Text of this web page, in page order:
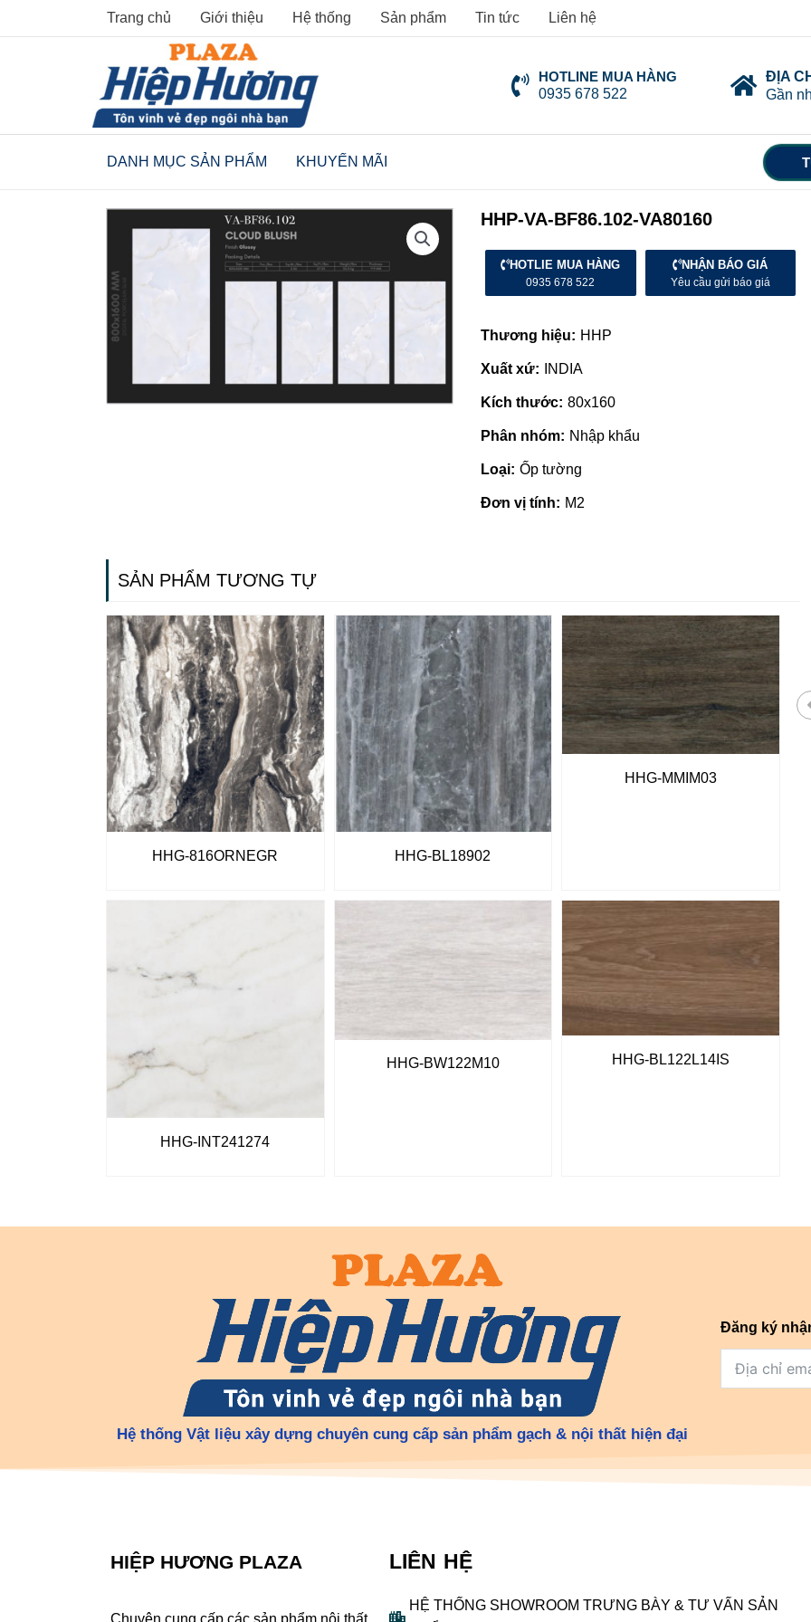
to
Trang chủ Giới thiệu Hệ thống Sản phẩm Tin tức Liên hệ
HOTLINE MUA HÀNG
0935 678 522
ĐỊA
Gần
DANH MỤC SẢN PHẨM KHUYẾN MÃI
HHP-VA-BF86.102-VA80160
HOTLIE MUA HÀNG
0935 678 522
NHẬN BÁO GIÁ
Yêu cầu gửi báo giá
Thương hiệu: HHP
Xuất xứ: INDIA
Kích thước: 80x160
Phân nhóm: Nhập khẩu
Loại: Ốp tường
Đơn vị tính: M2
SẢN PHẨM TƯƠNG TỰ
HHG-816ORNEGR HHG-BL18902
HHG-MMIM03
HHG-INT241274
HHG-BW122M10 HHG-BL122L14IS
Gạch ốp lát giá rẻ tại Quảng
Ngãi
Nhà phân phối gạch ngói, sơn
Hệ thống Vật liệu xây dựng chuyên cung cấp sản phẩm gạch & nội thất hiện đại
Đăng ký
HIỆP HƯƠNG PLAZA
Chuyên cung cấp các sản phẩm nội thất
LIÊN HỆ
HỆ THỐNG SHOWROOM TRƯNG BÀY & TƯ VẤN SẢN